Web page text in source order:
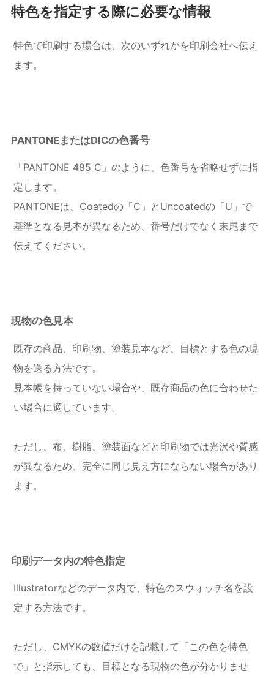
特色を指定する際に必要な情報
特色で印刷する場合は、次のいずれかを印刷会社へ伝え
ます。
PANTONEまたはDICの色番号
「PANTONE 485 C」のように、色番号を省略せずに指
定します。
PANTONEは、Coatedの「C」とUncoatedの「U」で
基準となる見本が異なるため、番号だけでなく末尾まで
伝えてください。
現物の色見本
既存の商品、印刷物、塗装見本など、目標とする色の現
物を送る方法です。
見本帳を持っていない場合や、既存商品の色に合わせた
い場合に適しています。
ただし、布、樹脂、塗装面などと印刷物では光沢や質感
が異なるため、完全に同じ見え方にならない場合があり
ます。
印刷データ内の特色指定
Illustratorなどのデータ内で、特色のスウォッチ名を設
定する方法です。
ただし、CMYKの数値だけを記載して「この色を特色
で」と指示しても、目標となる現物の色が分かりませ